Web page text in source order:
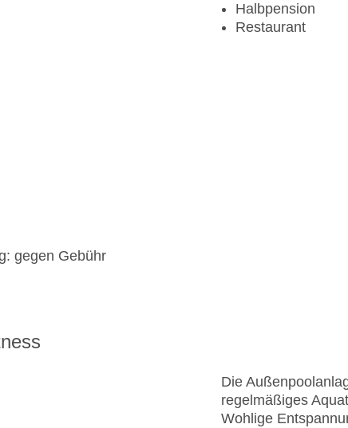
Halbpension
Restaurant
gegen Gebühr
Die
regelmäßiges
Wohlige